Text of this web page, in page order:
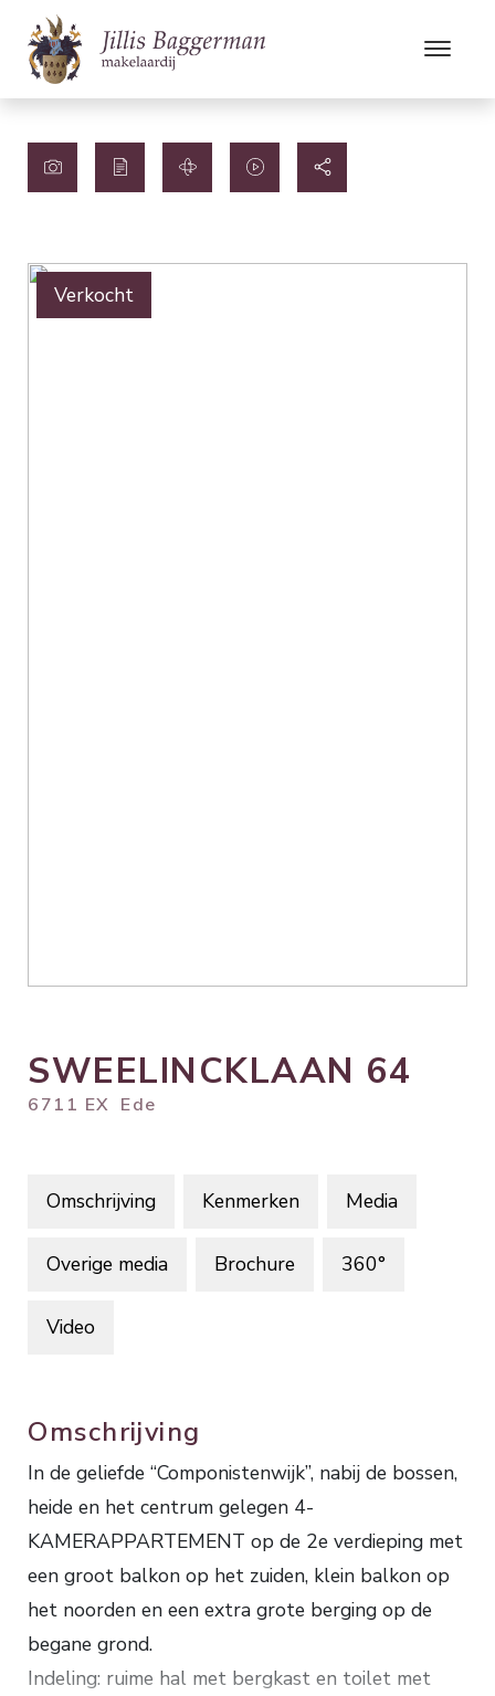
Verkocht
SWEELINCKLAAN 64
6711 EX Ede
Omschrijving Kenmerken Media
Overige media Brochure 360°
Video
Omschrijving
In de geliefde “Componistenwijk”, nabij de bossen,
heide en het centrum gelegen 4-
KAMERAPPARTEMENT op de 2e verdieping met
een groot balkon op het zuiden, klein balkon op
het noorden en een extra grote berging op de
begane grond.
Indeling: ruime hal met bergkast en toilet met